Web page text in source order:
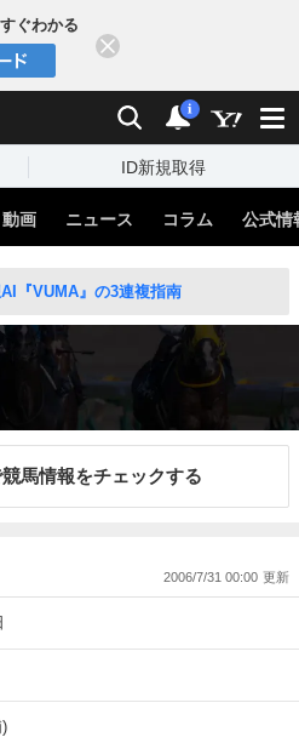
ぐわかる
検索 通知
i
ID新規取得
動画 ニュース コラム 公式情
AI『VUMA』の3連複指南
馬情報をチェックする
2006/7/31 00:00